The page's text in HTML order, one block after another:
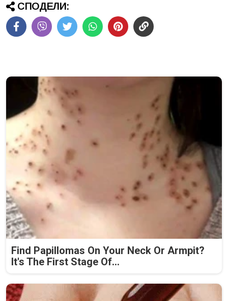
СПОДЕЛИ:
Find Papillomas On Your Neck Or Armpit?
It's The First Stage Of...